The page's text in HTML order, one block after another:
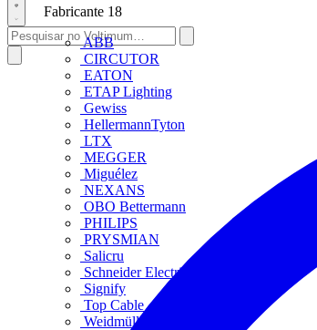
Fabricante 18
ABB
CIRCUTOR
EATON
ETAP Lighting
Gewiss
HellermannTyton
LTX
MEGGER
Miguélez
NEXANS
OBO Bettermann
PHILIPS
PRYSMIAN
Salicru
Schneider Electric
Signify
Top Cable
Weidmüller